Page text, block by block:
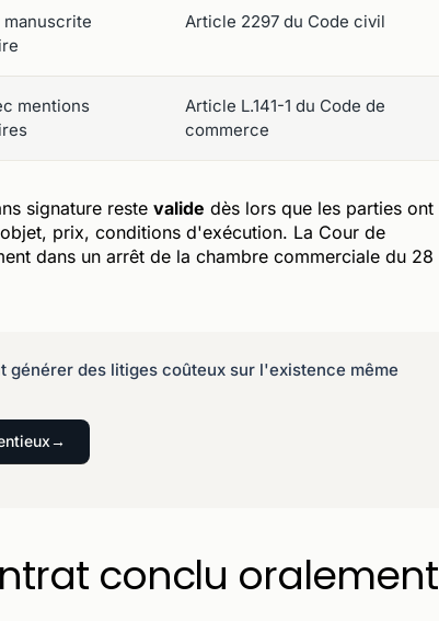
Article 2297 du Code civil
mentions
Article L.141-1 du Code de
commerce
signature reste valide dès lors que les parties ont
prix, conditions d'exécution. La Cour de
dans un arrêt de la chambre commerciale du 28
des litiges coûteux sur l'existence même
conclu oralement